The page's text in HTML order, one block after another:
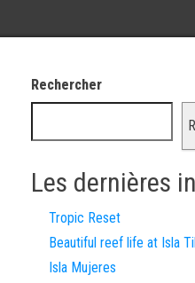
Rechercher
Les dernières
Tropic Reset
Beautiful reef life at Isla
Isla Mujeres